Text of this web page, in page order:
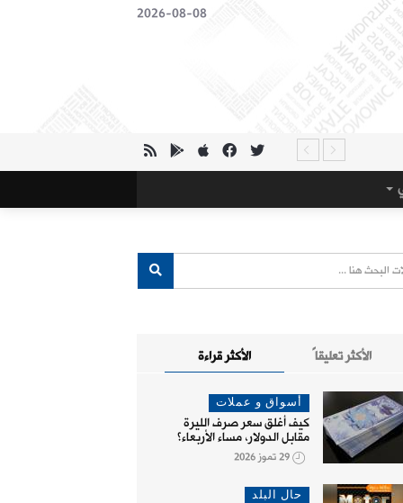
2026-08-08
الأكثر قراءة الأكثر تعليقاً
أسواق و عملات
كيف أغلق سعر صرف الليرة
مقابل الدولار، مساء الأربعاء؟
29 تموز 2026
حال البلد